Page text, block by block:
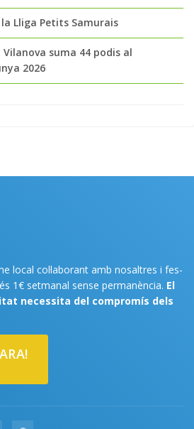
Lliga Petits Samurais
Vilanova suma 44 podis al
2026
local col·laborant amb nosaltres i fes-
1€ setmanal sense permanència. El
necessita del compromís dels